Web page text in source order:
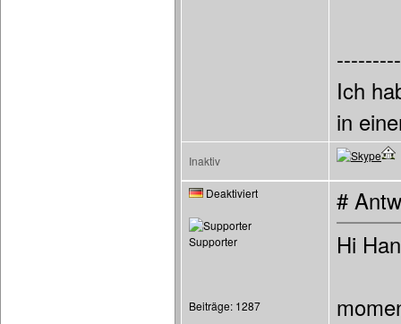
Ich
in
Inaktiv
Deaktiviert
Supporter
Beiträge: 1287
#
Hi